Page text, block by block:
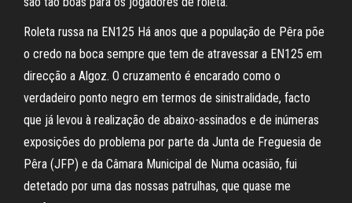
Roleta russa na EN125 Há anos que a população de Pêra põe
o credo na boca sempre que tem de atravessar a EN125 em
direcção a Algoz. O cruzamento é encarado como o
verdadeiro ponto negro em termos de sinistralidade, facto
que já levou à realização de abaixo-assinados e de inúmeras
exposições do problema por parte da Junta de Freguesia de
Pêra (JFP) e da Câmara Municipal de Numa ocasião, fui
detetado por uma das nossas patrulhas, que quase me